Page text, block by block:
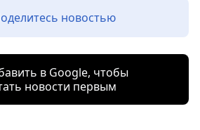
новостью
в Google, чтобы
новости первым